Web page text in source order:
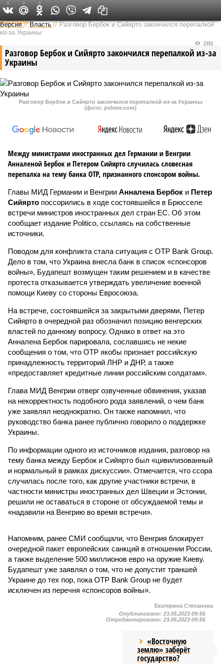
Федеральный выпуск
Версия //Власть //Разговор Бербок и Сийярто закончился перепалкой
из-за Украины
Разговор Бербок и Сийярто закончился перепалкой из-за
Украины
2392
Разговор Бербок и Сийярто закончился перепалкой из-за Украины
(фото: pxhere.com)
Между министрами иностранных дел Германии и Венгрии
Анналеной Бербок и Петером Сийярто случилась словесная
перепалка на тему банка OTP, признанного спонсором войны.
Главы МИД Германии и Венгрии Анналена Бербок и Петер
Сийярто поссорились в ходе состоявшейся в Брюсселе
встречи министров иностранных дел стран ЕС. Об этом
сообщает издание Politico, ссылаясь на собственные
источники.
Поводом для конфликта стала ситуация с OTP Bank Group.
Дело в том, что Украина внесла банк в список «спонсоров
войны», Будапешт возмущен таким решением и в качестве
протеста отказывается утверждать увеличение военной
помощи Киеву со стороны Евросоюза.
На встрече, состоявшейся за закрытыми дверями, Петер
Сийярто в очередной раз обозначил позицию венгерских
властей по данному вопросу. Однако в ответ на это
Анналена Бербок парировала, сославшись не некие
сообщения о том, что OTP якобы признает российскую
принадлежность территорий ЛНР и ДНР, а также
«предоставляет кредитные линии российским солдатам».
Глава МИД Венгрии отверг озвученные обвинения, указав
на некорректность подобного рода заявлений, о чем банк
уже заявлял неоднократно. Он также напомнил, что
руководство банка ранее публично говорило о поддержке
Украины.
По информации одного из источников издания, разговор на
тему банка между Бербок и Сийярто был «цивилизованный
и нормальный в рамках дискуссии». Отмечается, что ссора
случилась после того, как другие участники встречи, в
частности министры иностранных дел Швеции и Эстонии,
решили не оставаться в стороне от обсуждаемой темы и
«надавили на Венгрию во время встречи».
Напомним, ранее СМИ сообщали, что Венгрия блокирует
очередной пакет европейских санкций в отношении России,
а также выделение 500 миллионов евро на оружие Киеву.
Будапешт уже заявлял о том, что не допустит траншей
Украине до тех пор, пока OTP Bank Group не будет
исключен из перечня «спонсоров войны».
0 0 0
Екатерина Степанова
Опубликовано: 23.05.2023 09:55
Отредактировано: 23.05.2023 09:55
«Восточную
землю» заберёт
государство?